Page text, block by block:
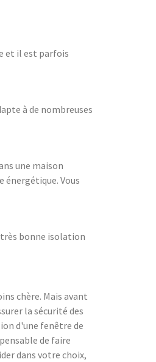
et il est parfois
à de nombreuses
une maison
Vous
bonne isolation
chère. Mais avant
la sécurité des
d'une fenêtre de
de faire
dans votre choix,